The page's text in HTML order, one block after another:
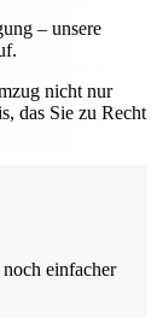
– unsere
nicht nur
das Sie zu Recht
einfacher